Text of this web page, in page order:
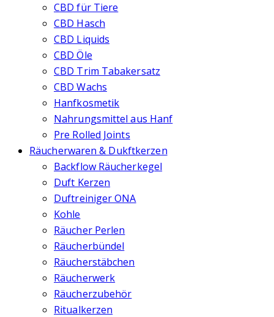
CBD für Tiere
CBD Hasch
CBD Liquids
CBD Öle
CBD Trim Tabakersatz
CBD Wachs
Hanfkosmetik
Nahrungsmittel aus Hanf
Pre Rolled Joints
Räucherwaren & Dukftkerzen
Backflow Räucherkegel
Duft Kerzen
Duftreiniger ONA
Kohle
Räucher Perlen
Räucherbündel
Räucherstäbchen
Räucherwerk
Räucherzubehör
Ritualkerzen